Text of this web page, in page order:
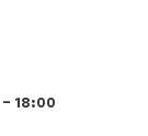
18:00